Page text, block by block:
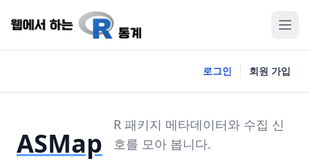
로그인 회원 가입
ASMap
R 패키지 메타데이터와 수집 신
호를 모아 봅니다.